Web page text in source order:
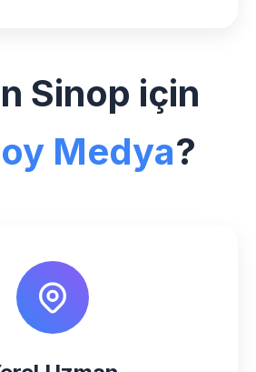
Sinop için
Medya?